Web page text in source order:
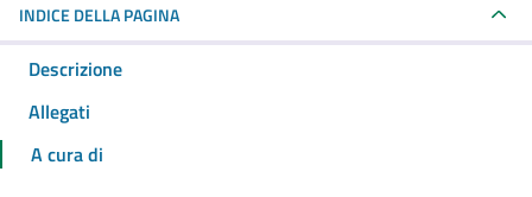
INDICE DELLA PAGINA
Descrizione
Allegati
A cura di